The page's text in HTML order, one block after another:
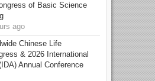
of Basic Science
ago
Chinese Life
& 2026 International
Annual Conference